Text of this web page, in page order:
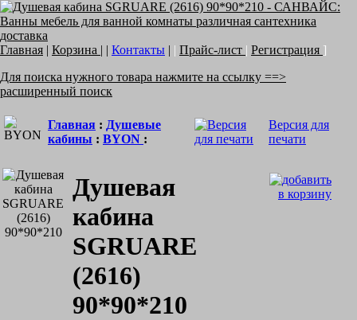
Главная | Корзина | | Контакты | | Прайс-лист | Регистрация ]
Для поиска нужного товара нажмите на ссылку ==>
расширенный поиск
Главная : Душевые
кабины : BYON :
Версия для
печати
Душевая
кабина
SGRUARE
(2616)
90*90*210